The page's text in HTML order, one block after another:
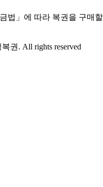
법」에 따라 복권을 구매할
권. All rights reserved